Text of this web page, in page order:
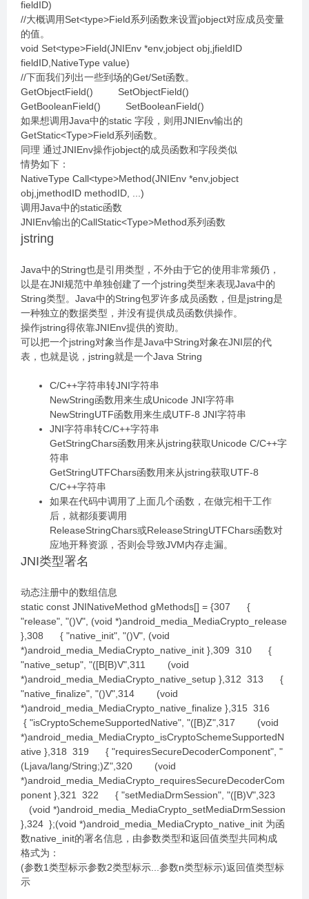
fieldID)
//大概调用Set<type>Field系列函数来设置jobject对应成员变量
的值。
void Set<type>Field(JNIEnv *env,jobject obj,jfieldID
fieldID,NativeType value)
//下面我们列出一些到场的Get/Set函数。
GetObjectField() SetObjectField()
GetBooleanField() SetBooleanField()
如果想调用Java中的static 字段，则用JNIEnv输出的
GetStatic<Type>Field系列函数。
同理 通过JNIEnv操作jobject的成员函数和字段类似
情势如下：
NativeType Call<type>Method(JNIEnv *env,jobject
obj,jmethodID methodID, ...)
调用Java中的static函数
JNIEnv输出的CallStatic<Type>Method系列函数
jstring
Java中的String也是引用类型，不外由于它的使用非常频仍，
以是在JNI规范中单独创建了一个jstring类型来表现Java中的
String类型。Java中的String包罗许多成员函数，但是jstring是
一种独立的数据类型，并没有提供成员函数供操作。
操作jstring得依靠JNIEnv提供的资助。
可以把一个jstring对象当作是Java中String对象在JNI层的代
表，也就是说，jstring就是一个Java String
C/C++字符串转JNI字符串
NewString函数用来生成Unicode JNI字符串
NewStringUTF函数用来生成UTF-8 JNI字符串
JNI字符串转C/C++字符串
GetStringChars函数用来从jstring获取Unicode C/C++字
符串
GetStringUTFChars函数用来从jstring获取UTF-8
C/C++字符串
如果在代码中调用了上面几个函数，在做完相干工作
后，就都须要调用
ReleaseStringChars或ReleaseStringUTFChars函数对
应地开释资源，否则会导致JVM内存走漏。
JNI类型署名
动态注册中的数组信息
static const JNINativeMethod gMethods[] = {307 {
"release", "()V", (void *)android_media_MediaCrypto_release
},308 { "native_init", "()V", (void
*)android_media_MediaCrypto_native_init },309 310 {
"native_setup", "([B[B)V",311 (void
*)android_media_MediaCrypto_native_setup },312 313 {
"native_finalize", "()V",314 (void
*)android_media_MediaCrypto_native_finalize },315 316
{ "isCryptoSchemeSupportedNative", "([B)Z",317 (void
*)android_media_MediaCrypto_isCryptoSchemeSupportedN
ative },318 319 { "requiresSecureDecoderComponent", "
(Ljava/lang/String;)Z",320 (void
*)android_media_MediaCrypto_requiresSecureDecoderCom
ponent },321 322 { "setMediaDrmSession", "([B)V",323
(void *)android_media_MediaCrypto_setMediaDrmSession
},324 };(void *)android_media_MediaCrypto_native_init 为函
数native_init的署名信息，由参数类型和返回值类型共同构成
格式为：
(参数1类型标示参数2类型标示...参数n类型标示)返回值类型标
示